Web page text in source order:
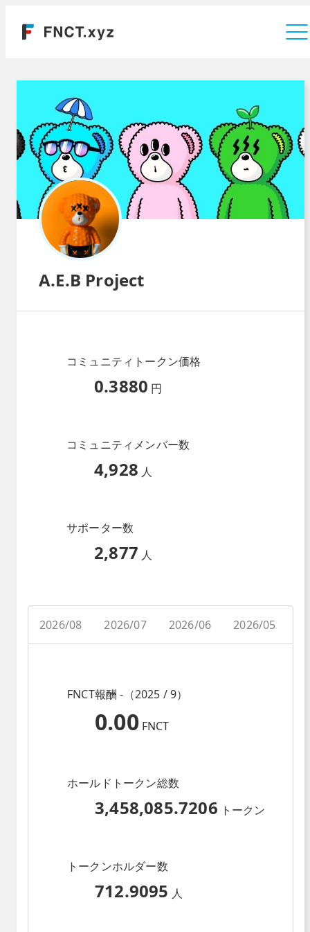
A.E.B Project
コミュニティトークン価格
0.3880 円
コミュニティメンバー数
4,928 人
サポーター数
2,877 人
2026/08 2026/07 2026/06 2026/05
FNCT報酬 -（2025 / 9）
0.00 FNCT
ホールドトークン総数
3,458,085.7206 トークン
トークンホルダー数
712.9095 人